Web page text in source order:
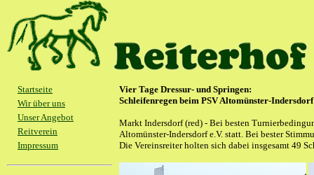
Vier Tage Dressur- und Springen:
Schleifenregen beim PSV Altomünster-Indersdorf
Markt Indersdorf (red) - Bei besten
Altomünster-Indersdorf e.V. statt. Bei bester
Die Vereinsreiter holten sich dabei insgesamt 49
Startseite
Wir über uns
Unser Angebot
Reitverein
Impressum